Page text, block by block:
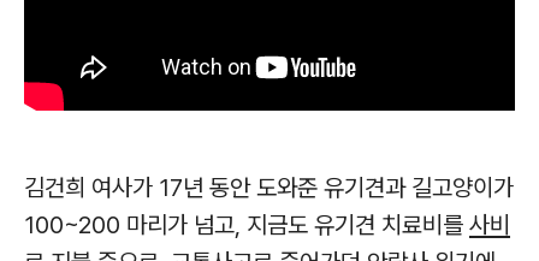
김건희 여사가 17년 동안 도와준 유기견과 길고양이가
100~200 마리가 넘고, 지금도 유기견 치료비를 사비